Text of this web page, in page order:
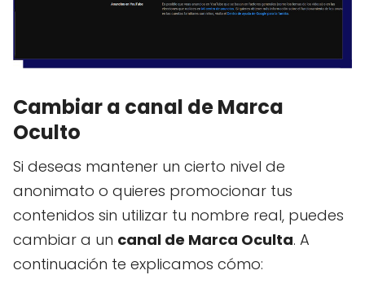
Cambiar a canal de Marca
Oculto
Si deseas mantener un cierto nivel de
anonimato o quieres promocionar tus
contenidos sin utilizar tu nombre real, puedes
cambiar a un canal de Marca Oculta. A
continuación te explicamos cómo: